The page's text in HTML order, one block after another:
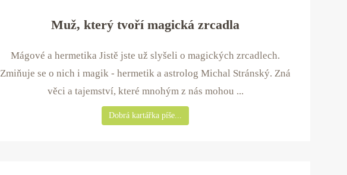
Muž, který tvoří magická zrcadla
Mágové a hermetika Jistě jste už slyšeli o magických zrcadlech.
Zmiňuje se o nich i magik - hermetik a astrolog Michal Stránský. Zná
věci a tajemství, které mnohým z nás mohou ...
Dobrá kartářka píše...